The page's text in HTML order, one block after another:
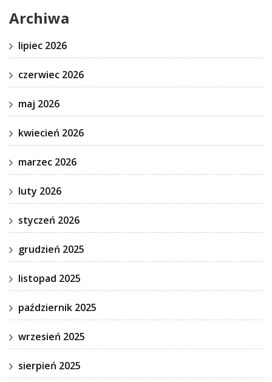
Archiwa
lipiec 2026
czerwiec 2026
maj 2026
kwiecień 2026
marzec 2026
luty 2026
styczeń 2026
grudzień 2025
listopad 2025
październik 2025
wrzesień 2025
sierpień 2025